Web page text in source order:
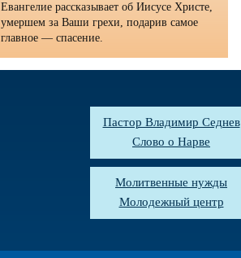
Евангелие рассказывает об Иисусе Христе,
умершем за Ваши грехи, подарив самое
главное — спасение.
Пастор Владимир Седнев
Слово о Нарве
Молитвенные нужды
Молодежный центр